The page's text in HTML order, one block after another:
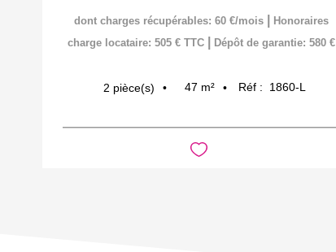
dont charges récupérables: 60 €/mois
Honoraires
charge locataire: 505 € TTC
Dépôt de garantie: 580 €
2 pièce(s) 47 m² Réf : 1860-L